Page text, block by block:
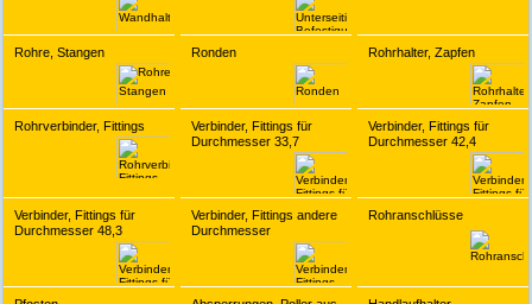
Rohre, Stangen Ronden Rohrhalter, Zapfen
Rohrverbinder, Fittings
Verbinder, Fittings für
Durchmesser 33,7
Verbinder, Fittings für
Durchmesser 42,4
Verbinder, Fittings für
Durchmesser 48,3
Verbinder, Fittings andere
Durchmesser
Rohranschlüsse